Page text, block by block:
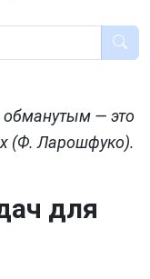
обманутым — это
(Ф. Ларошфуко).
для